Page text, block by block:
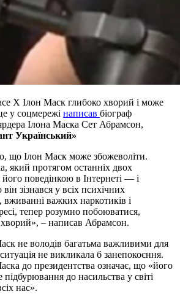
X Ілон Маск глибоко хворий і може
у соцмережі написав біограф
Ілона Маска Сет Абрамсон,
Український»
що Ілон Маск може збожеволіти.
який протягом останніх двох
його поведінкою в Інтернеті — і
зізнався у всіх психічних
важких наркотиків і
тепер розумно побоюватися,
– написав Абрамсон.
не володів багатьма важливими для
ситуація не викликала б занепокоєння.
до президентства означає, що «його
підбурювання до насильства у світі
нас».